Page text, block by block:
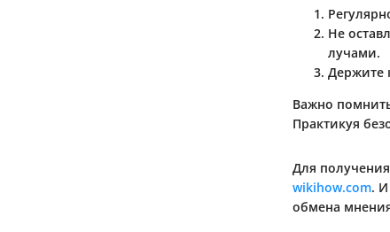
Не
лучами.
Держите
Важно
Практикуя
Для
wikihow.com.
обмена